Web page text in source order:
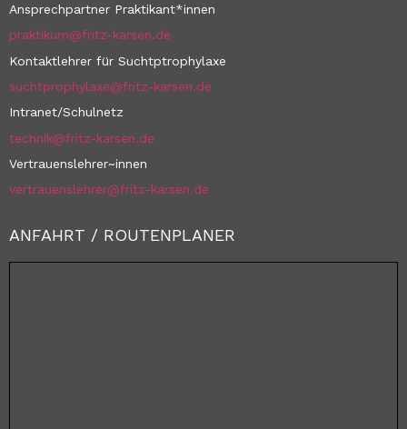
Ansprechpartner Praktikant*innen
praktikum@fritz-karsen.de
Kontaktlehrer für Suchtptrophylaxe
suchtprophylaxe@fritz-karsen.de
Intranet/Schulnetz
technik@fritz-karsen.de
Vertrauenslehrer~innen
vertrauenslehrer@fritz-karsen.de
ANFAHRT / ROUTENPLANER